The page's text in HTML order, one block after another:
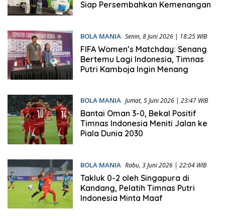
Siap Persembahkan Kemenangan
BOLA MANIA Senin, 8 Juni 2026 | 18:25 WIB
FIFA Women’s Matchday: Senang
Bertemu Lagi Indonesia, Timnas
Putri Kamboja Ingin Menang
BOLA MANIA Jumat, 5 Juni 2026 | 23:47 WIB
Bantai Oman 3-0, Bekal Positif
Timnas Indonesia Meniti Jalan ke
Piala Dunia 2030
BOLA MANIA Rabu, 3 Juni 2026 | 22:04 WIB
Takluk 0-2 oleh Singapura di
Kandang, Pelatih Timnas Putri
Indonesia Minta Maaf